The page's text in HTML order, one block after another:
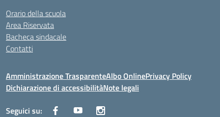
Orario della scuola
Area Riservata
Bacheca sindacale
Contatti
Amministrazione TrasparenteAlbo OnlinePrivacy Policy
Dichiarazione di accessibilitàNote legali
Seguici su: